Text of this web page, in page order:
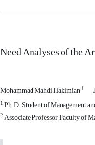
Need Analyses of the
Mohammad Mahdi Hakimian1
1Ph.D. Student of Management
2Associate Professor, Faculty of